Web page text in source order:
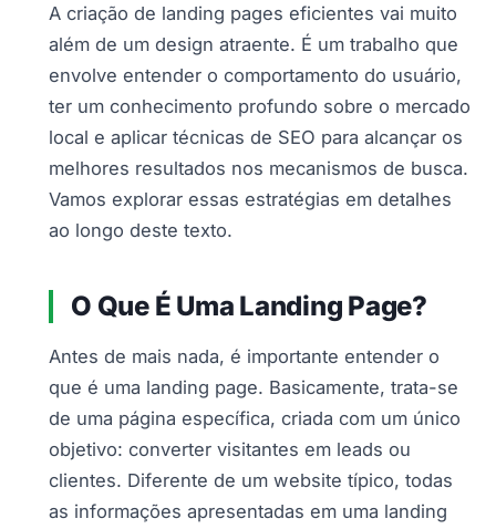
A criação de landing pages eficientes vai muito
além de um design atraente. É um trabalho que
envolve entender o comportamento do usuário,
ter um conhecimento profundo sobre o mercado
local e aplicar técnicas de SEO para alcançar os
melhores resultados nos mecanismos de busca.
Vamos explorar essas estratégias em detalhes
ao longo deste texto.
O Que É Uma Landing Page?
Antes de mais nada, é importante entender o
que é uma landing page. Basicamente, trata-se
de uma página específica, criada com um único
objetivo: converter visitantes em leads ou
clientes. Diferente de um website típico, todas
as informações apresentadas em uma landing